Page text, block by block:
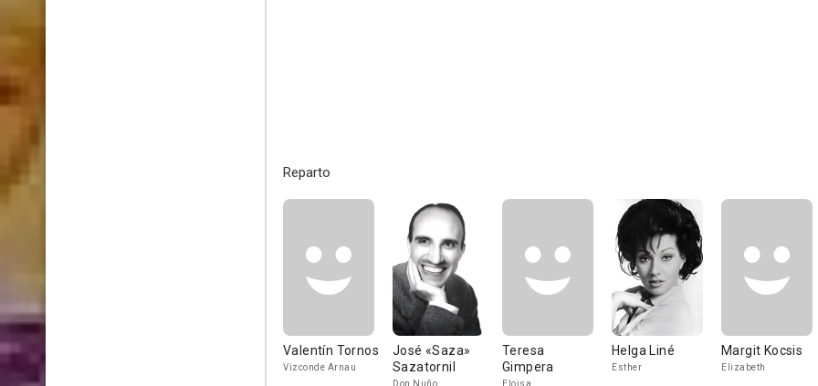
Reparto
Valentín Tornos
Vizconde Arnau
José «Saza»
Sazatornil
Don Nuño
Teresa
Gimpera
Eloisa
Helga Liné
Esther
Margit Kocsis
Elizabeth